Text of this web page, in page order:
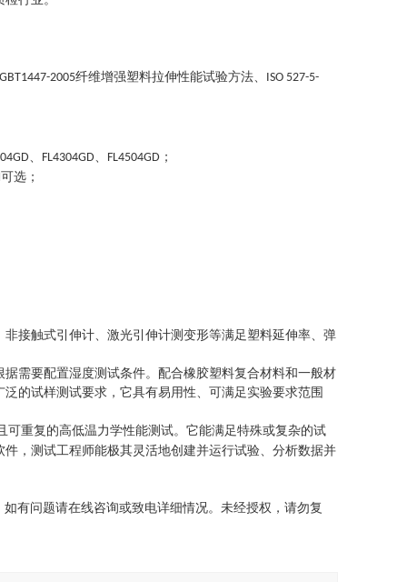
GBT1447-2005纤维增强塑料拉伸性能试验方法、 ISO 527-5-
、 FL4304GD、 FL4504GD ；
可选 ；
接触式引伸计、激光引伸计测变形等满足塑料延伸率、弹
需要配置湿度测试条件。配合橡胶塑料复合材料和一般材
的试样测试要求，它具有易用性、可满足实验要求范围
重复的高低温力学性能测试。它能满足特殊或复杂的试
，测试工程师能极其灵活地创建并运行试验、分析数据并
有问题请在线咨询或致电详细情况。未经授权，请勿复